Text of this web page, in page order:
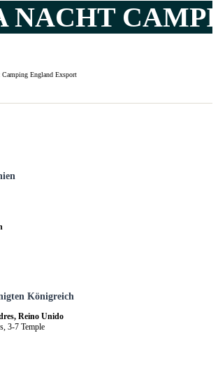
NACHT
Camping England Exsport
Königreich
Reino Unido
3-7 Temple